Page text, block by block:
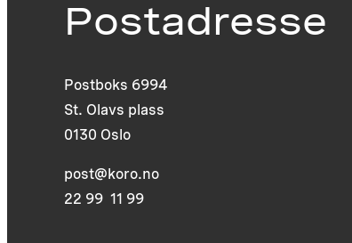
Postadresse
Postboks 6994
St. Olavs plass
0130 Oslo
post@koro.no
22 99 11 99